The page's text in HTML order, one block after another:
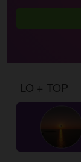
LO + TOP